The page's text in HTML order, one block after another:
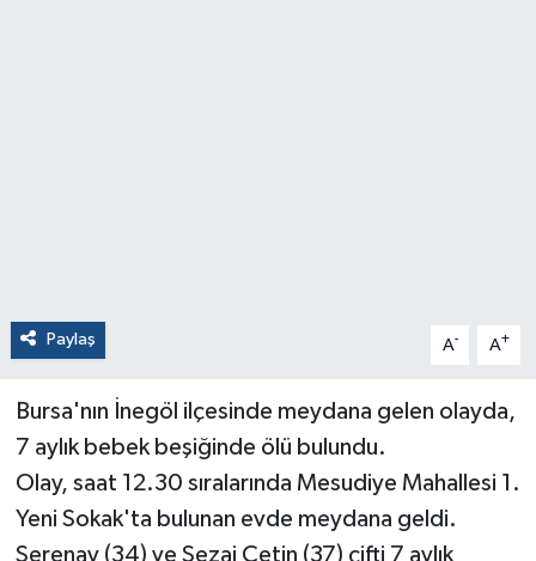
Paylaş A- A+
Bursa'nın İnegöl ilçesinde meydana gelen olayda,
7 aylık bebek beşiğinde ölü bulundu.
Olay, saat 12.30 sıralarında Mesudiye Mahallesi 1.
Yeni Sokak'ta bulunan evde meydana geldi.
Serenay (34) ve Sezai Çetin (37) çifti 7 aylık